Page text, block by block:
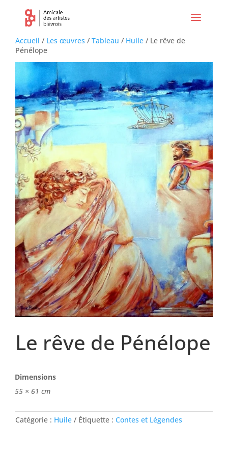
Accueil / Les œuvres / Tableau / Huile / Le rêve de
Pénélope
Le rêve de Pénélope
Dimensions
55 × 61 cm
Catégorie : Huile Étiquette : Contes et Légendes